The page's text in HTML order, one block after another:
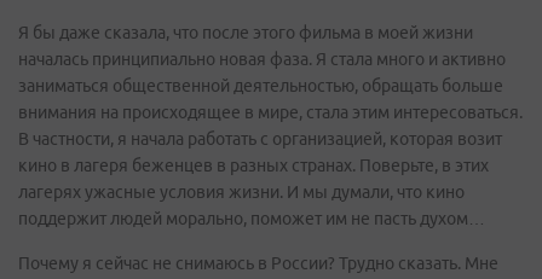
Я бы даже сказала, что после этого фильма в моей жизни
началась принципиально новая фаза. Я стала много и активно
заниматься общественной деятельностью, обращать больше
внимания на происходящее в мире, стала этим интересоваться.
В частности, я начала работать с организацией, которая возит
кино в лагеря беженцев в разных странах. Поверьте, в этих
лагерях ужасные условия жизни. И мы думали, что кино
поддержит людей морально, поможет им не пасть духом…
Почему я сейчас не снимаюсь в России? Трудно сказать. Мне